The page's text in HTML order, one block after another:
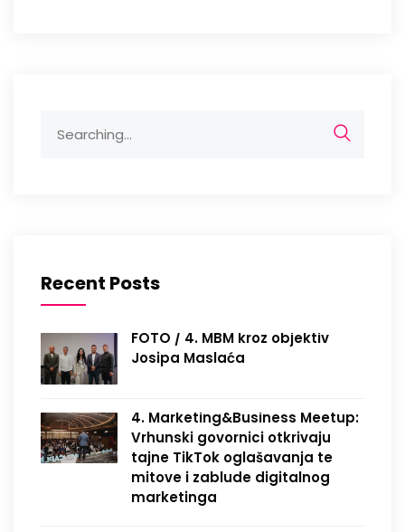
for:
Recent Posts
FOTO / 4. MBM kroz objektiv
Josipa Maslaća
4. Marketing&Business Meetup:
Vrhunski govornici otkrivaju
tajne TikTok oglašavanja te
mitove i zablude digitalnog
marketinga